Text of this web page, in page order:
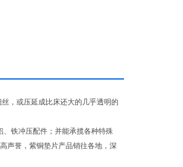
，或压延成比床还大的几乎透明的
铁冲压配件；并能承揽各种特殊
声誉，紫铜垫片产品销往各地，深